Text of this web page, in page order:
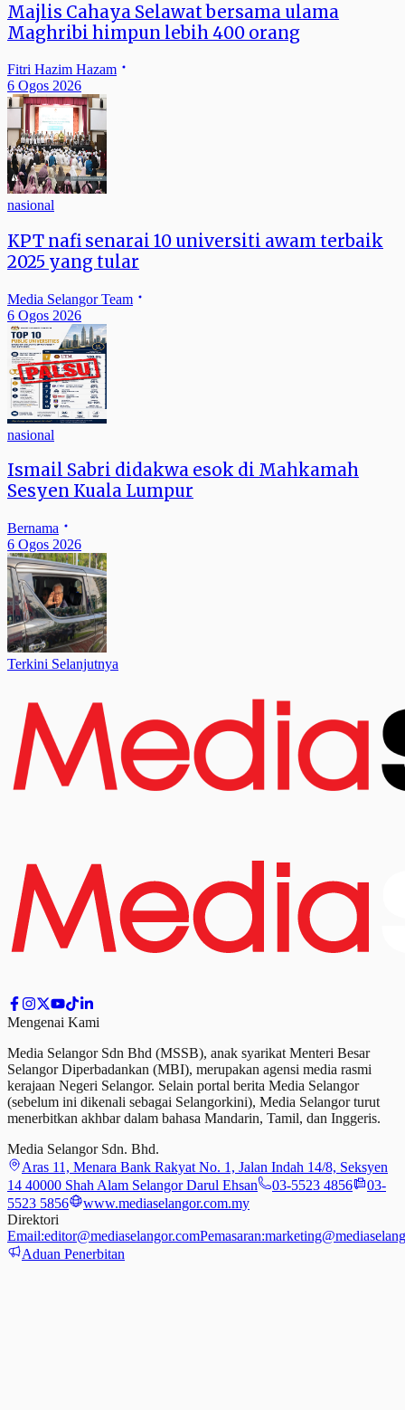
Majlis Cahaya Selawat bersama ulama
Maghribi himpun lebih 400 orang
Fitri Hazim Hazam
6 Ogos 2026
nasional
KPT nafi senarai 10 universiti awam terbaik
2025 yang tular
Media Selangor Team
6 Ogos 2026
nasional
Ismail Sabri didakwa esok di Mahkamah
Sesyen Kuala Lumpur
Bernama
6 Ogos 2026
Terkini Selanjutnya
Mengenai Kami
Media Selangor Sdn Bhd (MSSB), anak syarikat Menteri Besar
Selangor Diperbadankan (MBI), merupakan agensi media rasmi
kerajaan Negeri Selangor. Selain portal berita Media Selangor
(sebelum ini dikenali sebagai Selangorkini), Media Selangor turut
menerbitkan akhbar dalam bahasa Mandarin, Tamil, dan Inggeris.
Media Selangor Sdn. Bhd.
Aras 11, Menara Bank Rakyat No. 1, Jalan Indah 14/8, Seksyen
14 40000 Shah Alam Selangor Darul Ehsan
03-5523 4856
03-
5523 5856
www.mediaselangor.com.my
Direktori
Email:editor@mediaselangor.comPemasaran:
Aduan Penerbitan